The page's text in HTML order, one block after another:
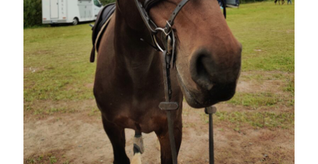
MYCKET FLUGOR
IDA; dagens hoppning!
HINDERBANA
MAGSJUKA
130 BAND
Kategorier